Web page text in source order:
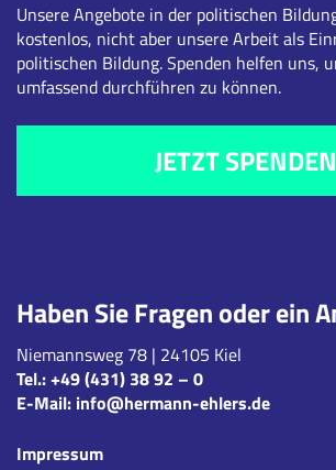
Haben Sie Fragen oder ein
Niemannsweg 78 | 24105 Kiel
Tel.:+49 (431) 38 92 – 0
E-Mail: info@hermann-ehlers.de
Impressum
Unsere Angebote in der politischen
kostenlos, nicht aber unsere Arbeit als
politischen Bildung. Spenden helfen uns,
umfassend durchführen zu können.
JETZT SPENDEN